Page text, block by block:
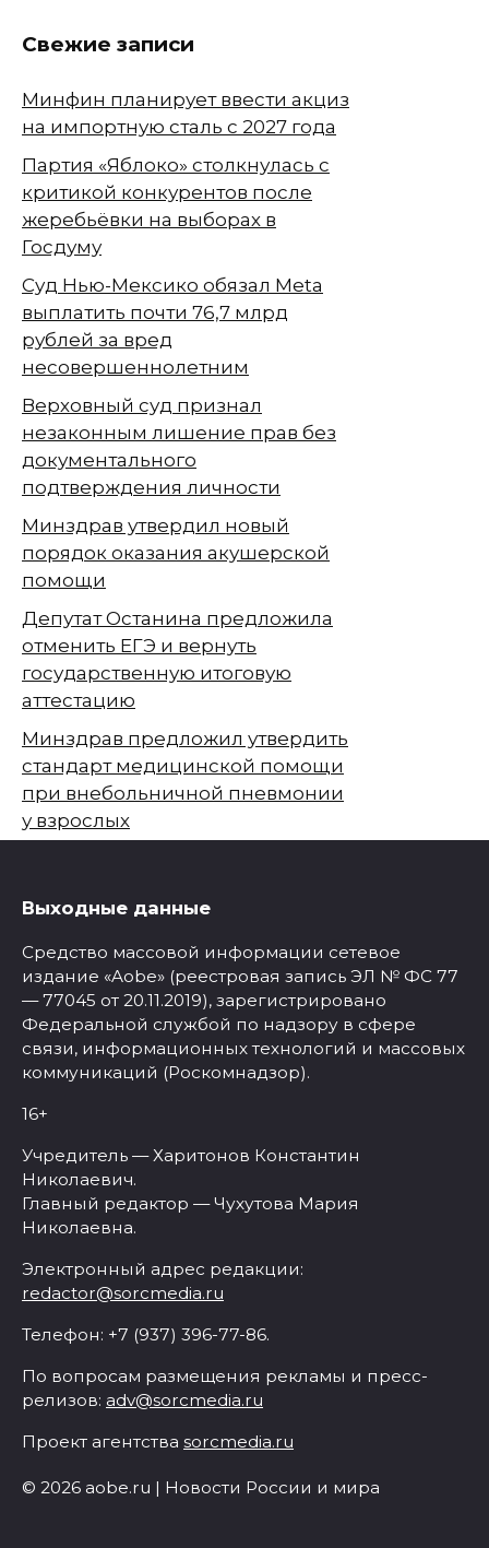
Свежие записи
Минфин планирует ввести акциз
на импортную сталь с 2027 года
Партия «Яблоко» столкнулась с
критикой конкурентов после
жеребьёвки на выборах в
Госдуму
Суд Нью-Мексико обязал Meta
выплатить почти 76,7 млрд
рублей за вред
несовершеннолетним
Верховный суд признал
незаконным лишение прав без
документального
подтверждения личности
Минздрав утвердил новый
порядок оказания акушерской
помощи
Депутат Останина предложила
отменить ЕГЭ и вернуть
государственную итоговую
аттестацию
Минздрав предложил утвердить
стандарт медицинской помощи
при внебольничной пневмонии
у взрослых
Выходные данные
Средство массовой информации сетевое
издание «Aobe» (реестровая запись ЭЛ № ФС 77
— 77045 от 20.11.2019), зарегистрировано
Федеральной службой по надзору в сфере
связи, информационных технологий и массовых
коммуникаций (Роскомнадзор).
16+
Учредитель — Харитонов Константин
Николаевич.
Главный редактор — Чухутова Мария
Николаевна.
Электронный адрес редакции:
redactor@sorcmedia.ru
Телефон: +7 (937) 396-77-86.
По вопросам размещения рекламы и пресс-
релизов: adv@sorcmedia.ru
Проект агентства sorcmedia.ru
© 2026 aobe.ru | Новости России и мира